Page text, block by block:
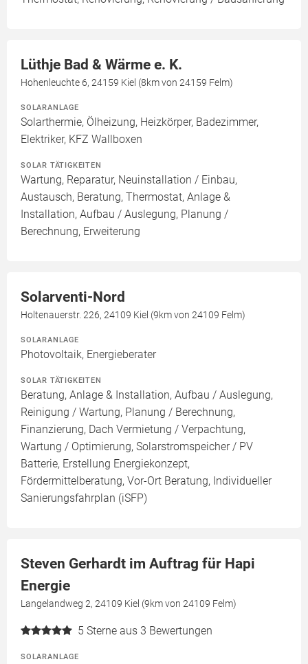
Lüthje Bad & Wärme e. K.
Hohenleuchte 6, 24159 Kiel (8km von 24159 Felm)
SOLARANLAGE
Solarthermie, Ölheizung, Heizkörper, Badezimmer,
Elektriker, KFZ Wallboxen
SOLAR TÄTIGKEITEN
Wartung, Reparatur, Neuinstallation / Einbau,
Austausch, Beratung, Thermostat, Anlage &
Installation, Aufbau / Auslegung, Planung /
Berechnung, Erweiterung
Solarventi-Nord
Holtenauerstr. 226, 24109 Kiel (9km von 24109 Felm)
SOLARANLAGE
Photovoltaik, Energieberater
SOLAR TÄTIGKEITEN
Beratung, Anlage & Installation, Aufbau / Auslegung,
Reinigung / Wartung, Planung / Berechnung,
Finanzierung, Dach Vermietung / Verpachtung,
Wartung / Optimierung, Solarstromspeicher / PV
Batterie, Erstellung Energiekonzept,
Fördermittelberatung, Vor-Ort Beratung, Individueller
Sanierungsfahrplan (iSFP)
Steven Gerhardt im Auftrag für Hapi
Energie
Langelandweg 2, 24109 Kiel (9km von 24109 Felm)
5 Sterne aus 3 Bewertungen
SOLARANLAGE